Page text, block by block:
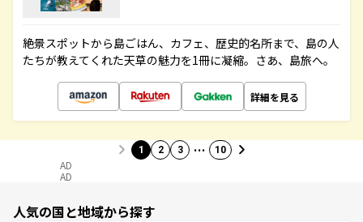
絶景スポットから島ごはん、カフェ、歴史的名所まで、島の人
たちが教えてくれた天草の魅力を1冊に凝縮。さあ、島旅へ。
詳細を見る
1 2 3 … 10
AD
AD
人気の国と地域から探す